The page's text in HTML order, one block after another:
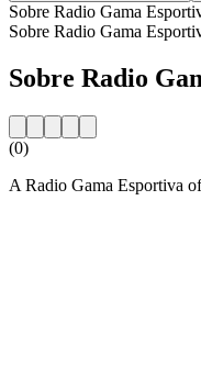
Sobre Radio Gama
Sobre Radio Gama
Sobre Radio
(0)
A Radio Gama Esportiva